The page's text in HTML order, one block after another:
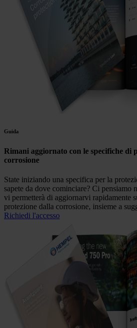
Guida
Rimani aggiornato con le specifiche di
corrosione
State iniziando una specifica per la
sapete da dove cominciare? Ci pensiamo
vi permetterà di aggiornarvi rapidamente
protezione dalla corrosione, insieme a
Richiedi l'accesso